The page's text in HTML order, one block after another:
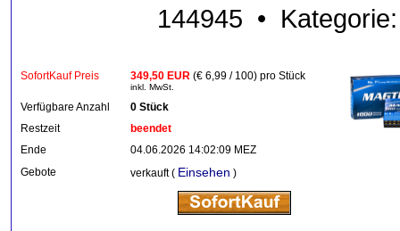
144945 •
SofortKauf Preis 349,50 EUR (€ 6,99 / 100) pro Stück
inkl. MwSt.
Verfügbare Anzahl
0 Stück
Restzeit
beendet
Ende
04.06.2026 14:02:09 MEZ
Gebote
verkauft ( Einsehen )